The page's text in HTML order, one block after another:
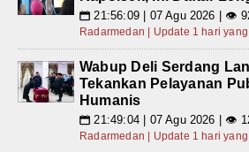
📅 21:56:09 | 07 Agu 2026 | 👁
Radarmedan | Update 1 hari
Wabup Deli Serdang
Tekankan Pelayanan
Humanis
📅 21:49:04 | 07 Agu 2026 | 👁
Radarmedan | Update 1 hari